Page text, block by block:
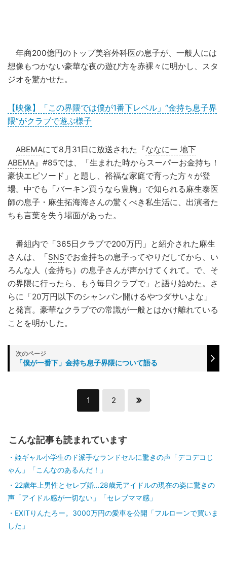
年商200億円のトップ美容外科医の息子が、一般人には
想像もつかない豪華な夜の遊び方を赤裸々に明かし、スタ
ジオを驚かせた。
【映像】「この界隈では僕が1番下レベル」“金持ち息子界
隈”がクラブで遊ぶ様子
ABEMAにて8月31日に放送された『ななにー 地下
ABEMA 』#85では、「生まれた時からスーパーお金持ち！
豪快エピソード」と題し、裕福な家庭で育った方々が登
場。中でも「バーキン買うなら豊胸」で知られる麻生泰医
師の息子・麻生拓海海さんの驚くべき私生活に、出演者た
ちも言葉を失う場面があった。
番組内で「365日クラブで200万円」と紹介された麻生
さんは、「SNSでお金持ちの息子ってやりだしてから、い
ろんな人（金持ち）の息子さんが声かけてくれて。で、そ
の界隈に行ったら、もう毎日クラブで」と語り始めた。さ
らに「20万円以下のシャンパン開けるやつダサいよな」
と発言。豪華なクラブでの常識が一般とはかけ離れている
ことを明かした。
「僕が一番下」金持ち息子界隈について語る
1 2
こんな記事も読まれています
姫ギャル小学生のド派手なランドセルに驚きの声「デコデコじ
ゃん」「こんなのあるんだ！」
22歳年上男性とセレブ婚…28歳元アイドルの現在の姿に驚きの
声「アイドル感が一切ない」「セレブママ感」
EXITりんたろー。3000万円の愛車を公開「フルローンで買いま
した」